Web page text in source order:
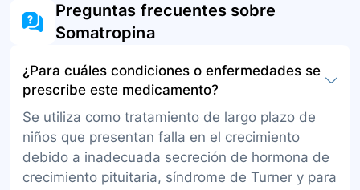
Preguntas frecuentes sobre
Somatropina
¿Para cuáles condiciones o enfermedades se
prescribe este medicamento?
Se utiliza como tratamiento de largo plazo de
niños que presentan falla en el crecimiento
debido a inadecuada secreción de hormona de
crecimiento pituitaria, síndrome de Turner y para